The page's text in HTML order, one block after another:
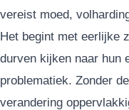
vereist moed,
Het begint met eerlijke
durven kijken naar hun
problematiek. Zonder
verandering